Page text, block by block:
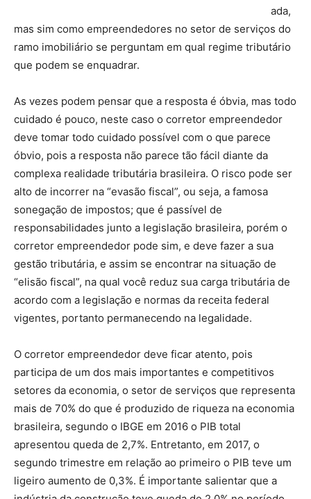
ada,
mas sim como empreendedores no setor de serviços do
ramo imobiliário se perguntam em qual regime tributário
que podem se enquadrar.
As vezes podem pensar que a resposta é óbvia, mas todo
cuidado é pouco, neste caso o corretor empreendedor
deve tomar todo cuidado possível com o que parece
óbvio, pois a resposta não parece tão fácil diante da
complexa realidade tributária brasileira. O risco pode ser
alto de incorrer na “evasão fiscal”, ou seja, a famosa
sonegação de impostos; que é passível de
responsabilidades junto a legislação brasileira, porém o
corretor empreendedor pode sim, e deve fazer a sua
gestão tributária, e assim se encontrar na situação de
“elisão fiscal”, na qual você reduz sua carga tributária de
acordo com a legislação e normas da receita federal
vigentes, portanto permanecendo na legalidade.
O corretor empreendedor deve ficar atento, pois
participa de um dos mais importantes e competitivos
setores da economia, o setor de serviços que representa
mais de 70% do que é produzido de riqueza na economia
brasileira, segundo o IBGE em 2016 o PIB total
apresentou queda de 2,7%. Entretanto, em 2017, o
segundo trimestre em relação ao primeiro o PIB teve um
ligeiro aumento de 0,3%. É importante salientar que a